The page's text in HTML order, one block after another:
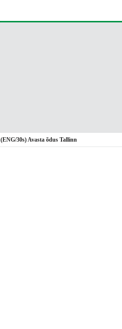
(ENG/30s) Avasta õdus Tallinn